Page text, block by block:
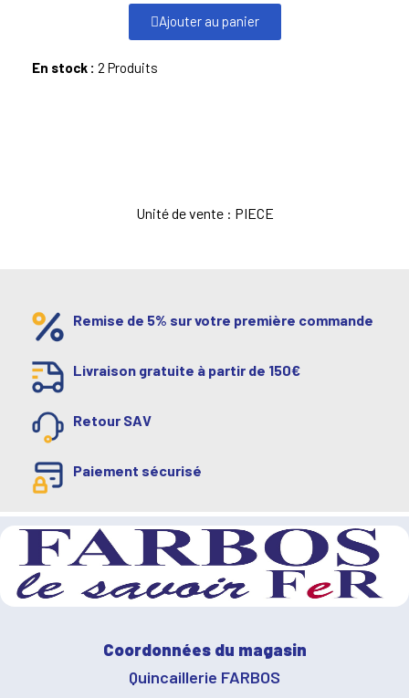
Ajouter au panier
En stock : 2 Produits
Unité de vente : PIECE
Remise de 5% sur votre première commande
Livraison gratuite à partir de 150€
Retour SAV
Paiement sécurisé
Coordonnées du magasin
Quincaillerie FARBOS